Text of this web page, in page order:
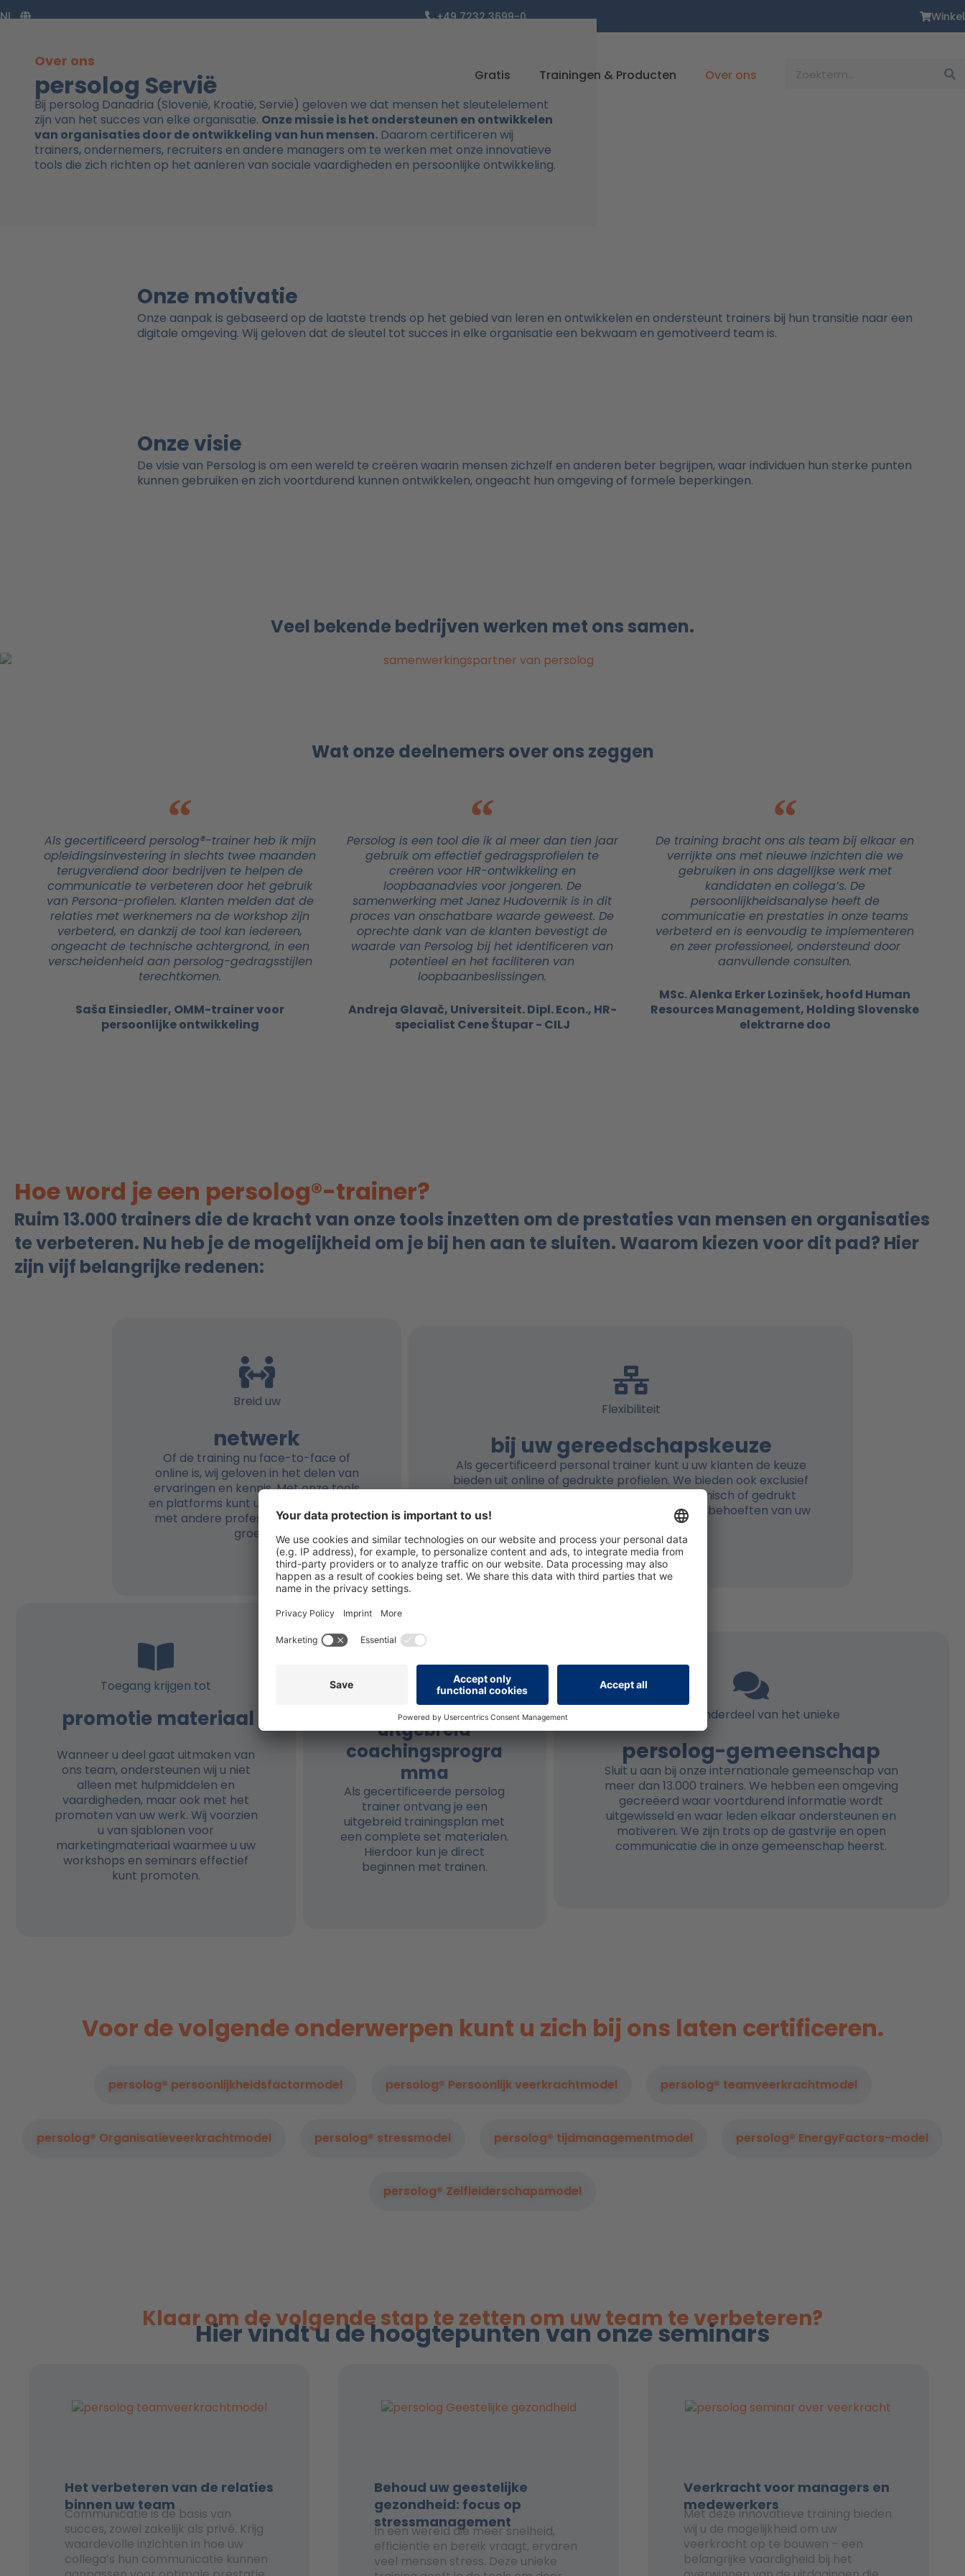
naar
NL +49 7232 3699-0 Winkel
Gratis Trainingen & Producten Over ons
Over ons
persolog Servië
Bij persolog Danadria (Slovenië, Kroatië, Servië) geloven we dat mensen het sleutelelement
zijn van het succes van elke organisatie. Onze missie is het ondersteunen en ontwikkelen
van organisaties door de ontwikkeling van hun mensen. Daarom certificeren wij
trainers, ondernemers, recruiters en andere managers om te werken met onze innovatieve
tools die zich richten op het aanleren van sociale vaardigheden en persoonlijke ontwikkeling.
Onze motivatie
Onze aanpak is gebaseerd op de laatste trends op het gebied van leren en ontwikkelen en ondersteunt trainers bij hun transitie naar een
digitale omgeving. Wij geloven dat de sleutel tot succes in elke organisatie een bekwaam en gemotiveerd team is.
Onze visie
De visie van Persolog is om een wereld te creëren waarin mensen zichzelf en anderen beter begrijpen, waar individuen hun sterke punten
kunnen gebruiken en zich voortdurend kunnen ontwikkelen, ongeacht hun omgeving of formele beperkingen.
Veel bekende bedrijven werken met ons samen.
Wat onze deelnemers over ons zeggen
Als gecertificeerd persolog®-trainer heb ik mijn
opleidingsinvestering in slechts twee maanden
terugverdiend door bedrijven te helpen de
communicatie te verbeteren door het gebruik
van Persona-profielen. Klanten melden dat de
relaties met werknemers na de workshop zijn
verbeterd, en dankzij de tool kan iedereen,
ongeacht de technische achtergrond, in een
verscheidenheid aan persolog-gedragsstijlen
terechtkomen.
Saša Einsiedler, OMM-trainer voor
persoonlijke ontwikkeling
Persolog is een tool die ik al meer dan tien jaar
gebruik om effectief gedragsprofielen te
creëren voor HR-ontwikkeling en
loopbaanadvies voor jongeren. De
samenwerking met Janez Hudovernik is in dit
proces van onschatbare waarde geweest. De
oprechte dank van de klanten bevestigt de
waarde van Persolog bij het identificeren van
potentieel en het faciliteren van
loopbaanbeslissingen.
Andreja Glavač, Universiteit. Dipl. Econ., HR-
specialist Cene Štupar - CILJ
De training bracht ons als team bij elkaar en
verrijkte ons met nieuwe inzichten die we
gebruiken in ons dagelijkse werk met
kandidaten en collega’s. De
persoonlijkheidsanalyse heeft de
communicatie en prestaties in onze teams
verbeterd en is eenvoudig te implementeren
en zeer professioneel, ondersteund door
aanvullende consulten.
MSc. Alenka Erker Lozinšek, hoofd Human
Resources Management, Holding Slovenske
elektrarne doo
Hoe word je een persolog®-trainer?
Ruim 13.000 trainers die de kracht van onze tools inzetten om de prestaties van mensen en organisaties
te verbeteren. Nu heb je de mogelijkheid om je bij hen aan te sluiten. Waarom kiezen voor dit pad? Hier
zijn vijf belangrijke redenen:
Breid uw
netwerk
Of de training nu face-to-face of
online is, wij geloven in het delen van
ervaringen en kennis. Met onze tools
en platforms kunt u verbinding maken
met andere professionals en samen
groeien.
Flexibiliteit
bij uw gereedschapskeuze
Als gecertificeerd personal trainer kunt u uw klanten de keuze
bieden uit online of gedrukte profielen. We bieden ook exclusief
coachingmateriaal, beschikbaar in elektronisch of gedrukt
formaat, zodat u zich kunt aanpassen aan de behoeften van uw
Toegang krijgen tot
promotie materiaal
Wanneer u deel gaat uitmaken van
ons team, ondersteunen wij u niet
alleen met hulpmiddelen en
vaardigheden, maar ook met het
promoten van uw werk. Wij voorzien
u van sjablonen voor
marketingmateriaal waarmee u uw
workshops en seminars effectief
kunt promoten.
Ontvang een
uitgebreid
coachingsprogra
mma
Als gecertificeerde persolog
trainer ontvang je een
uitgebreid trainingsplan met
een complete set materialen.
Hierdoor kun je direct
beginnen met trainen.
Word onderdeel van het unieke
persolog-gemeenschap
Sluit u aan bij onze internationale gemeenschap van
meer dan 13.000 trainers. We hebben een omgeving
gecreëerd waar voortdurend informatie wordt
uitgewisseld en waar leden elkaar ondersteunen en
motiveren. We zijn trots op de gastvrije en open
communicatie die in onze gemeenschap heerst.
Voor de volgende onderwerpen kunt u zich bij ons laten certificeren.
persolog® persoonlijkheidsfactormodel persolog® Persoonlijk veerkrachtmodel persolog® teamveerkrachtmodel
persolog® Organisatieveerkrachtmodel persolog® stressmodel persolog® tijdmanagementmodel persolog® EnergyFactors-model
persolog® Zelfleiderschapsmodel
Klaar om de volgende stap te zetten om uw team te verbeteren?
Hier vindt u de hoogtepunten van onze seminars
Het verbeteren van de relaties
binnen uw team
Communicatie is de basis van
succes, zowel zakelijk als privé. Krijg
waardevolle inzichten in hoe uw
collega’s hun communicatie kunnen
Behoud uw geestelijke
gezondheid: focus op
stressmanagement
In een wereld die meer snelheid,
efficiëntie en bereik vraagt, ervaren
veel mensen stress. Deze unieke
Veerkracht voor managers en
medewerkers
Met deze innovatieve training bieden
wij u de mogelijkheid om uw
veerkracht op te bouwen – een
belangrijke vaardigheid bij het